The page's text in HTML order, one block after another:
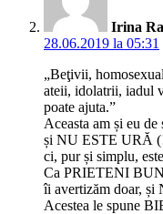
Irina
28.06.2019 la 05:31
„Beţivii,
ateii, idolatrii, iadul
poate ajuta.”
Aceasta am și eu de
și NU ESTE URĂ
ci, pur și simplu,
Ca PRIETENI
îi avertizăm doar, și
Acestea le spune